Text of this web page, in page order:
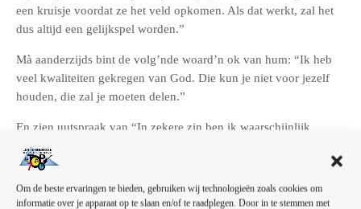
Om de beste ervaringen te bieden, gebruiken wij technologieën zoals cookies om
informatie over je apparaat op te slaan en/of te raadplegen. Door in te stemmen met
een kruisje voordat ze het veld opkomen. Als dat werkt, zal het
dus altijd een gelijkspel worden.”
Mà aanderzijds bint de volg’nde woard’n ok van hum: “Ik heb
veel kwaliteiten gekregen van God. Die kun je niet voor jezelf
houden, die zal je moeten delen.”
En zien uutspraak van “In zekere zin ben ik waarschijnlijk
onsterfelijk” hef natuurluk olles te maakn met zien naam en faam
die nooit vèleurn zal goan. “Want dood ben ik pas” zo zingt dan
weer Bram Vermeulen, “als je mij bent vergeten.”